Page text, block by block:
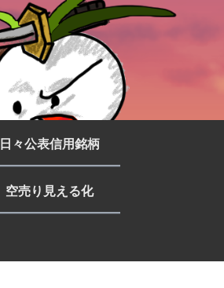
日々公表信用銘柄
空売り見える化